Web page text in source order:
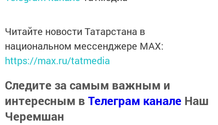
Читайте новости Татарстана в
национальном мессенджере MАХ:
https://max.ru/tatmedia
Следите за самым важным и
интересным в Телеграм канале Наш
Черемшан